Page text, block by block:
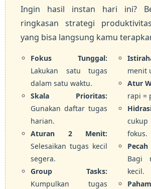
Ingin hasil instan hari ini?
ringkasan strategi
yang bisa langsung kamu
Fokus Tunggal:
Lakukan satu tugas
dalam satu waktu.
Skala Prioritas:
Gunakan daftar tugas
harian.
Aturan 2 Menit:
Selesaikan tugas kecil
segera.
Group Tasks:
Kumpulkan tugas
menit
Atur
rapi =
fokus.
Bagi
kecil.